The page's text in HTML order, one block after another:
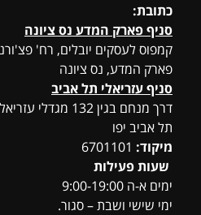
כתובת:
סניף פארק המדע נס ציונה
פארק המדע, נס ציונה
סניף עזריאלי תל אביב
תל אביב יפו
מיקוד:
שעות פעילות
ימים א-ה 9:00-19:00
ימי שישי ושבת – סגור.